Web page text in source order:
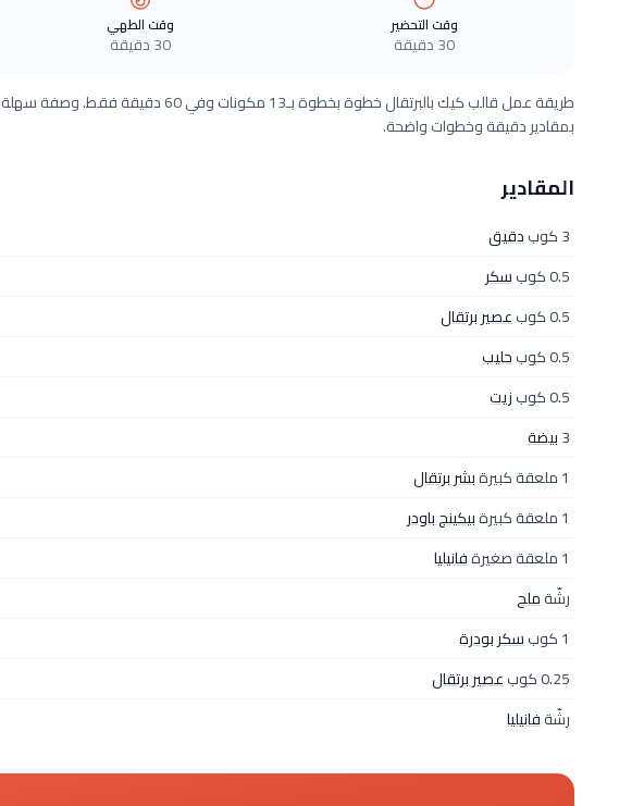
وقت التحضير
30 دقيقة
وقت الطهي
30 دقيقة
بمقادير دقيقة وخطوات واضحة.
المقادير
3 كوب
دقيق
0.5 كوب
سكر
0.5 كوب
عصير برتقال
0.5 كوب
حليب
0.5 كوب
زيت
3بيضة
1 ملعقة كبيرة
بشر برتقال
1 ملعقة كبيرة
بيكينج باودر
1 ملعقة صغيرة
فانيليا
رشّةملح
1 كوب
سكر بودرة
0.25 كوب
عصير برتقال
رشّةفانيليا